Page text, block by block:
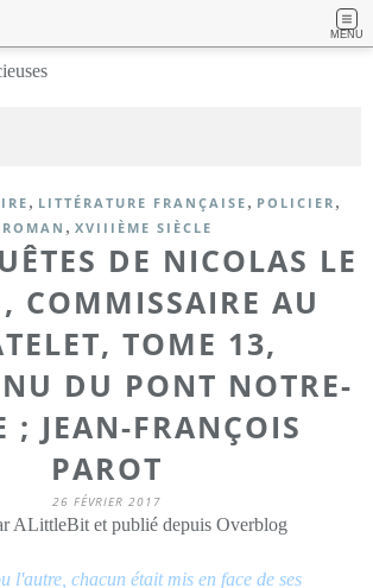
MENU
, LITTÉRATURE FRANÇAISE , POLICIER ,
ROMAN , XVIIIÈME SIÈCLE
DE NICOLAS LE
COMMISSAIRE AU
TOME 13,
DU PONT NOTRE-
; JEAN-FRANÇOIS
PAROT
26 FÉVRIER 2017
ALittleBit et publié depuis Overblog
l'autre, chacun était mis en face de ses